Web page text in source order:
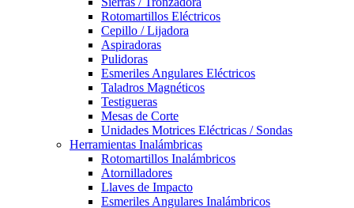
Rotomartillos Eléctricos
Cepillo / Lijadora
Aspiradoras
Pulidoras
Esmeriles Angulares Eléctricos
Taladros Magnéticos
Testigueras
Mesas de Corte
Unidades Motrices Eléctricas / Sondas
Herramientas Inalámbricas
Rotomartillos Inalámbricos
Atornilladores
Llaves de Impacto
Esmeriles Angulares Inalámbricos